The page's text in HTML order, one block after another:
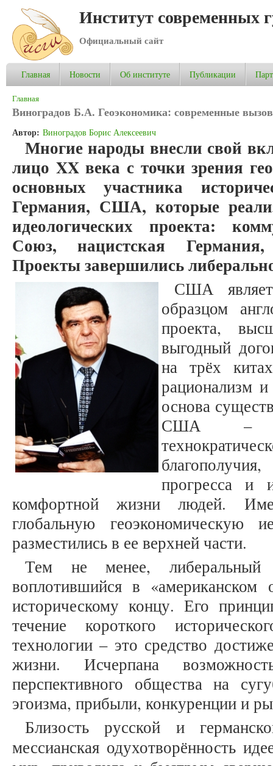
Институт современных
Официальный сайт
Главная Новости Об институте Публикации
Вы здесь
Главная
Виноградов Б.А. Геоэкономика: современные
Автор: Виноградов Борис Алексеевич
Многие народы внесли свой
лицо XX века с точки зрения
основных участника
Германия, США, которые
идеологических проекта:
Союз, нацистская
Проекты завершились
США
образцом
проекта,
выгодный
на трёх
рационализм
основа
США –
прогресса и
комфортной жизни людей.
глобальную геоэкономическую
разместились в ее верхней части.
Тем не менее, либеральный
воплотившийся в
историческому концу. Его
течение короткого
технологии – это средство
жизни. Исчерпана
перспективного общества на
эгоизма, прибыли, конкуренции и
Близость русской и
мессианская одухотворённость